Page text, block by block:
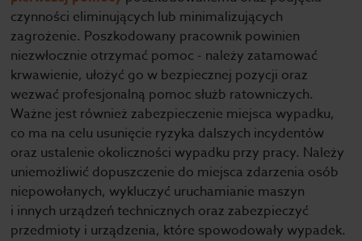
czynności eliminujących lub minimalizujących
zagrożenie. Poszkodowany pracownik powinien
niezwłocznie otrzymać pomoc - należy zatamować
krwawienie, ułożyć go w bezpiecznej pozycji oraz
wezwać profesjonalną pomoc służb ratowniczych.
Ważne jest również zabezpieczenie miejsca wypadku,
co ma na celu usunięcie ryzyka dalszych incydentów
oraz ustalenie okoliczności wypadku przy pracy. Należy
uniemożliwić dopuszczenie do miejsca zdarzenia osób
niepowołanych, wykluczyć uruchamianie maszyn
i innych urządzeń technicznych oraz zabezpieczyć
przedmioty i urządzenia, które spowodowały wypadek.